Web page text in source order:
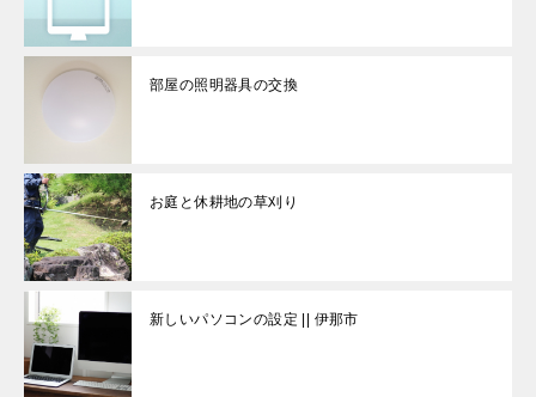
部屋の照明器具の交換
お庭と休耕地の草刈り
新しいパソコンの設定 || 伊那市